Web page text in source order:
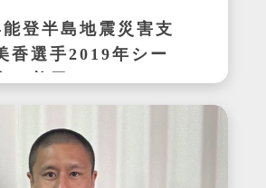
能登半島地震災害支
香選手2019年シー
で着用したサイン